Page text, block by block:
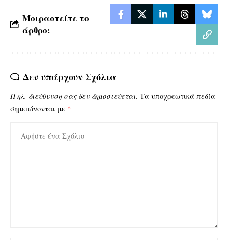
Μοιραστείτε το
άρθρο:
Δεν υπάρχουν Σχόλια
Η ηλ. διεύθυνση σας δεν δημοσιεύεται. Τα υποχρεωτικά πεδία
σημειώνονται με *